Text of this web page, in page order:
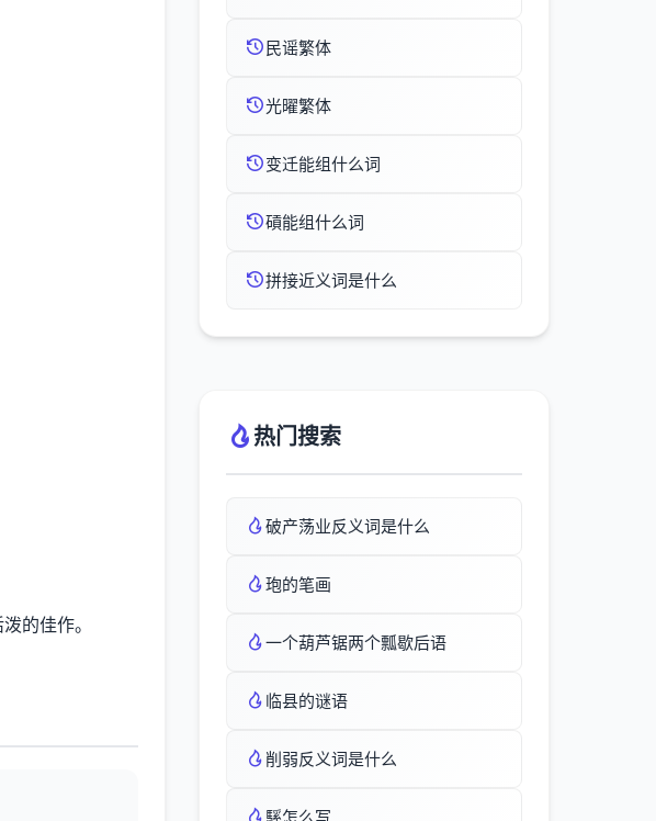
的佳作。
民谣繁体
光曜繁体
变迁能组什么词
碽能组什么词
拼接近义词是什么
热门搜索
破产荡业反义词是什么
玸的笔画
一个葫芦锯两个瓢歇后语
临县的谜语
削弱反义词是什么
騱怎么写